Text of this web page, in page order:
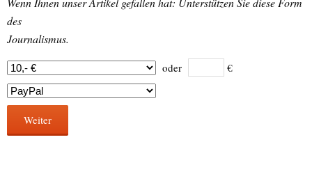
des
Journalismus.
oder €
Weiter